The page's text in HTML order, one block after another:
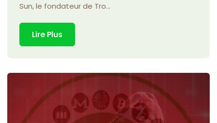
Sun, le fondateur de Tro...
Lire Plus